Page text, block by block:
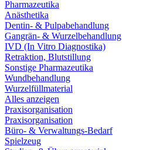
Pharmazeutika
Anästhetika
Dentin- & Pulpabehandlung
Gangrän- & Wurzelbehandlung
IVD (In Vitro Diagnostika)
Retraktion, Blutstillung
Sonstige Pharmazeutika
Wundbehandlung
Wurzelfüllmaterial
Alles anzeigen
Praxisorganisation
Praxisorganisation
Büro- & Verwaltungs-Bedarf
Spielzeug